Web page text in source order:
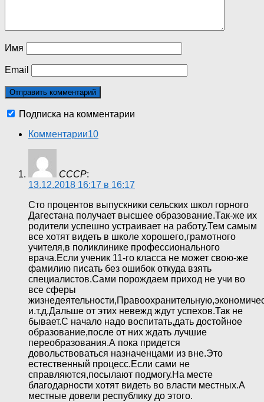
Имя
Email
Подписка на комментарии
Комментарии10
СССР:
13.12.2018 16:17 в 16:17
Сто процентов выпускники сельских школ горного
Дагестана получает высшее образование.Так-же их
родители успешно устраивает на работу.Тем самым
все хотят видеть в школе хорошего,грамотного
учителя,в поликлинике профессионального
врача.Если ученик 11-го класса не может свою-же
фамилию писать без ошибок откуда взять
специалистов.Сами порождаем приход не учи во
все сферы
и.т.д.Дальше от этих невежд ждут успехов.Так не
бывает.С начало надо воспитать,дать достойное
образование,после от них ждать лучшие
переобразования.А пока придется
довольствоваться назначенцами из вне.Это
естественный процесс.Если сами не
справляются,посылают подмогу.На месте
благодарности хотят видеть во власти местных.А
местные довели республику до этого.